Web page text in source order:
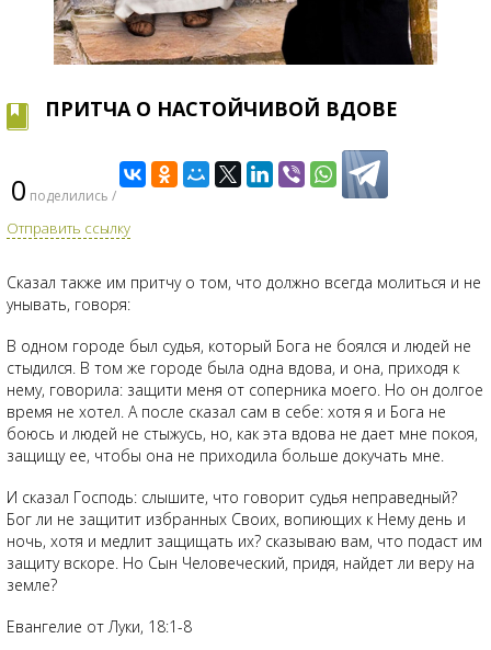
ПРИТЧА О НАСТОЙЧИВОЙ ВДОВЕ
0 поделились /
Отправить ссылку
Сказал также им притчу о том, что должно всегда молиться и не
унывать, говоря:
В одном городе был судья, который Бога не боялся и людей не
стыдился. В том же городе была одна вдова, и она, приходя к
нему, говорила: защити меня от соперника моего. Но он долгое
время не хотел. А после сказал сам в себе: хотя я и Бога не
боюсь и людей не стыжусь, но, как эта вдова не дает мне покоя,
защищу ее, чтобы она не приходила больше докучать мне.
И сказал Господь: слышите, что говорит судья неправедный?
Бог ли не защитит избранных Своих, вопиющих к Нему день и
ночь, хотя и медлит защищать их? сказываю вам, что подаст им
защиту вскоре. Но Сын Человеческий, придя, найдет ли веру на
земле?
Евангелие от Луки, 18:1-8